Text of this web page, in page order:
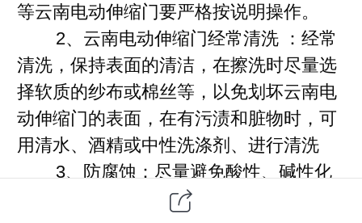
等云南电动伸缩门要严格按说明操作。
2、云南电动伸缩门经常清洗 ：经常
清洗，保持表面的清洁，在擦洗时尽量选
择软质的纱布或棉丝等，以免划坏云南电
动伸缩门的表面，在有污渍和脏物时，可
用清水、酒精或中性洗涤剂、进行清洗
3、防腐蚀：尽量避免酸性、碱性化
学物品接触铝合金云南电动伸缩门表面。